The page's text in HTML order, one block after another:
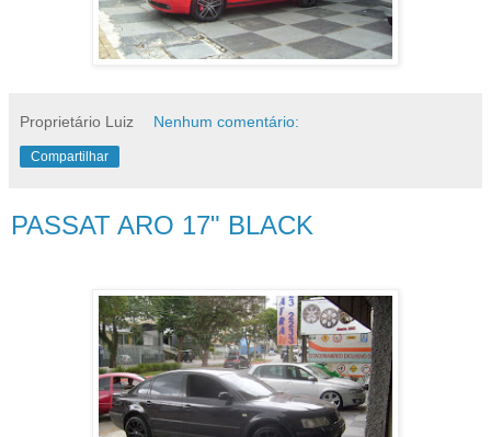
Proprietário Luiz Nenhum comentário:
Compartilhar
PASSAT ARO 17" BLACK